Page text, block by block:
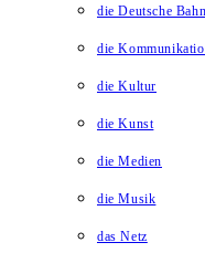
die Deutsche Bahn
die
die Kultur
die Kunst
die Medien
die Musik
das Netz